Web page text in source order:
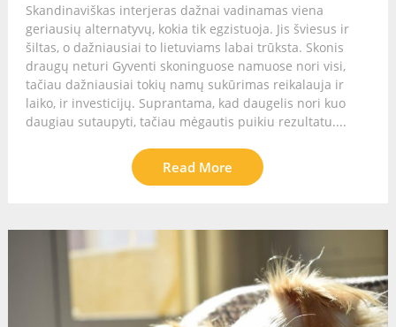
Skandinaviškas interjeras dažnai vadinamas viena
geriausių alternatyvų, kokia tik egzistuoja. Jis šviesus ir
šiltas, o dažniausiai to lietuviams labai trūksta. Skonis
draugų neturi Gyventi skoninguose namuose nori visi,
tačiau dažniausiai tokių namų sukūrimas reikalauja ir
laiko, ir investicijų. Suprantama, kad daugelis nori kuo
daugiau sutaupyti, tačiau mėgautis puikiu rezultatu....
Read More